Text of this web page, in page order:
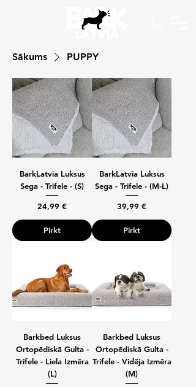
Sākums PUPPY
BarkLatvia Luksus
Sega - Trifele - (S)
Cena
24,99 €
Pirkt
BarkLatvia Luksus
Sega - Trifele - (M-L)
Cena
39,99 €
Pirkt
Barkbed Luksus
Ortopēdiskā Gulta -
Trifele - Liela Izmēra
(L)
Barkbed Luksus
Ortopēdiskā Gulta -
Trifele - Vidēja Izmēra
(M)